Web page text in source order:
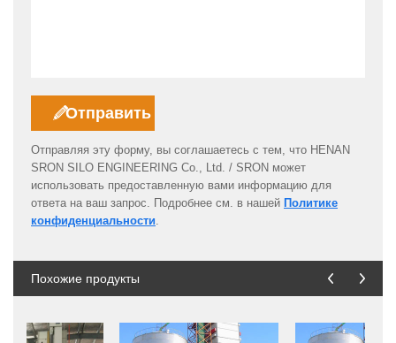
Отправляя эту форму, вы соглашаетесь с тем, что HENAN
SRON SILO ENGINEERING Co., Ltd. / SRON может
использовать предоставленную вами информацию для
ответа на ваш запрос. Подробнее см. в нашей Политике
конфиденциальности.
Похожие продукты